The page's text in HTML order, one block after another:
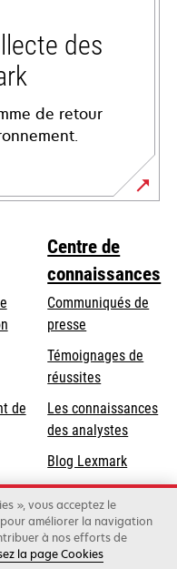
des
de retour
de
Centre de
connaissances
Communiqués de
presse
Témoignages de
réussites
Les connaissances
des analystes
Blog Lexmark
entreprise Xerox
», vous acceptez le
améliorer la navigation
à nos efforts de
la page Cookies